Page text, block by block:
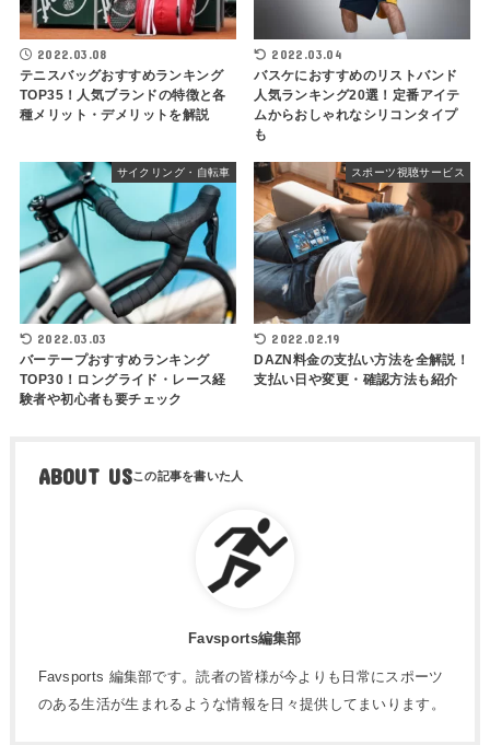
2022.03.08
テニスバッグおすすめランキング
TOP35！人気ブランドの特徴と各
種メリット・デメリットを解説
2022.03.04
バスケにおすすめのリストバンド
人気ランキング20選！定番アイテ
ムからおしゃれなシリコンタイプ
も
サイクリング・自転車
2022.03.03
バーテープおすすめランキング
TOP30！ロングライド・レース経
験者や初心者も要チェック
スポーツ視聴サービス
2022.02.19
DAZN料金の支払い方法を全解説！
支払い日や変更・確認方法も紹介
ABOUT US
Favsports編集部
Favsports 編集部です。読者の皆様が今よりも日常にスポーツ
のある生活が生まれるような情報を日々提供してまいります。